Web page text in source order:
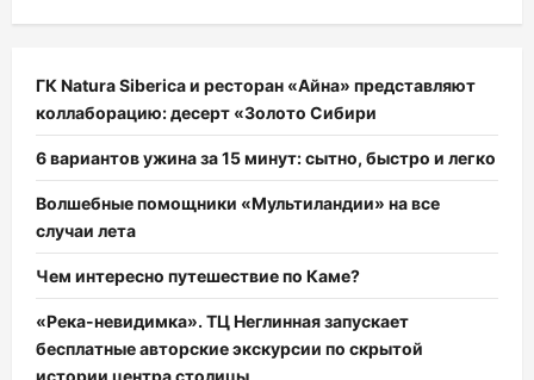
ГК Natura Siberica и ресторан «Айна» представляют
коллаборацию: десерт «Золото Сибири
6 вариантов ужина за 15 минут: сытно, быстро и легко
Волшебные помощники «Мультиландии» на все
случаи лета
Чем интересно путешествие по Каме?
«Река-невидимка». ТЦ Неглинная запускает
бесплатные авторские экскурсии по скрытой
истории центра столицы